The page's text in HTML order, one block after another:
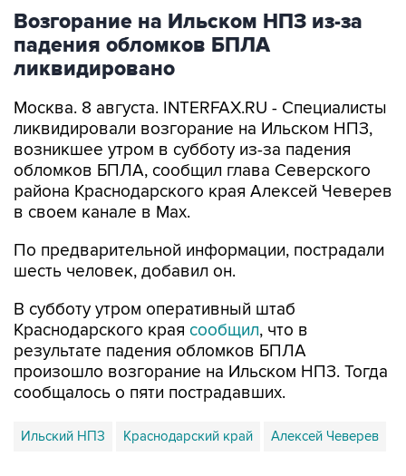
Возгорание на Ильском НПЗ из-за
падения обломков БПЛА
ликвидировано
Москва. 8 августа. INTERFAX.RU - Специалисты
ликвидировали возгорание на Ильском НПЗ,
возникшее утром в субботу из-за падения
обломков БПЛА, сообщил глава Северского
района Краснодарского края Алексей Чеверев
в своем канале в Max.
По предварительной информации, пострадали
шесть человек, добавил он.
В субботу утром оперативный штаб
Краснодарского края сообщил, что в
результате падения обломков БПЛА
произошло возгорание на Ильском НПЗ. Тогда
сообщалось о пяти пострадавших.
Ильский НПЗ Краснодарский край Алексей Чеверев